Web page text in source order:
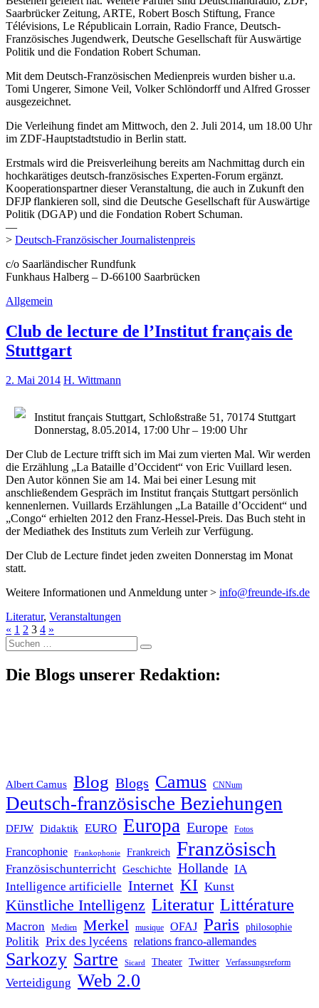
Saarbrücker Zeitung, ARTE, Robert Bosch Stiftung, France
Télévisions, Le Républicain Lorrain, Radio France, Deutsch-
Französisches Jugendwerk, Deutsche Gesellschaft für Auswärtige
Politik und die Fondation Robert Schuman.
Mit dem Deutsch-Französischen Medienpreis wurden bisher u.a.
Tomi Ungerer, Simone Veil, Volker Schlöndorff und Alfred Grosser
ausgezeichnet.
Die Verleihung findet am Mittwoch, den 2. Juli 2014, um 18.00 Uhr
im ZDF-Hauptstadtstudio in Berlin statt.
Erstmals wird die Preisverleihung bereits am Nachmittag durch ein
hochkarätiges deutsch-französisches Experten-Forum ergänzt.
Kooperationspartner dieser Veranstaltung, die auch in Zukunft den
DFJP flankieren soll, sind die Deutsche Gesellschaft für Auswärtige
Politik (DGAP) und die Fondation Robert Schuman.
—
> Deutsch-Französischer Journalistenpreis
c/o Saarländischer Rundfunk
Funkhaus Halberg – D-66100 Saarbrücken
Allgemein
Club de lecture de l’Institut français de
Stuttgart
2. Mai 2014 H. Wittmann
Institut français Stuttgart, Schloßstraße 51, 70174 Stuttgart
Donnerstag, 8.05.2014, 17:00 Uhr – 19:00 Uhr
Der Club de Lecture trifft sich im Mai zum vierten Mal. Wir werden
die Erzählung „La Bataille d’Occident“ von Eric Vuillard lesen.
Den Autor können Sie am 14. Mai bei einer Lesung mit
anschließendem Gespräch im Institut français Stuttgart persönlich
kennenlernen. Vuillards Erzählungen „La Bataille d’Occident“ und
„Congo“ erhielten 2012 den Franz-Hessel-Preis. Das Buch steht in
der Mediathek des Instituts zum Verleih zur Verfügung.
Der Club de Lecture findet jeden zweiten Donnerstag im Monat
statt.
Weitere Informationen und Anmeldung unter > info@freunde-ifs.de
Literatur, Veranstaltungen
« 1 2 3 4 »
Suche
nach:
Die Blogs unserer Redaktion:
Albert Camus Blog Blogs Camus CNNum
Deutsch-französische Beziehungen
DFJW Didaktik EURO Europa Europe Fotos
Francophonie Frankophonie Frankreich Französisch
Französischunterricht Geschichte Hollande IA
Intelligence artificielle Internet KI Kunst
Künstliche Intelligenz Literatur Littérature
Macron Medien Merkel musique OFAJ Paris philosophie
Politik Prix des lycéens relations franco-allemandes
Sarkozy Sartre Sicard Theater Twitter Verfassungsreform
Verteidigung Web 2.0